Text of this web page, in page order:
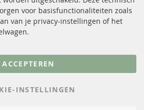
Contact
Annuleer contract
voor basisfunctionaliteiten zoals
van je privacy-instellingen of het
ACCEPTEREN
INSTELLINGEN